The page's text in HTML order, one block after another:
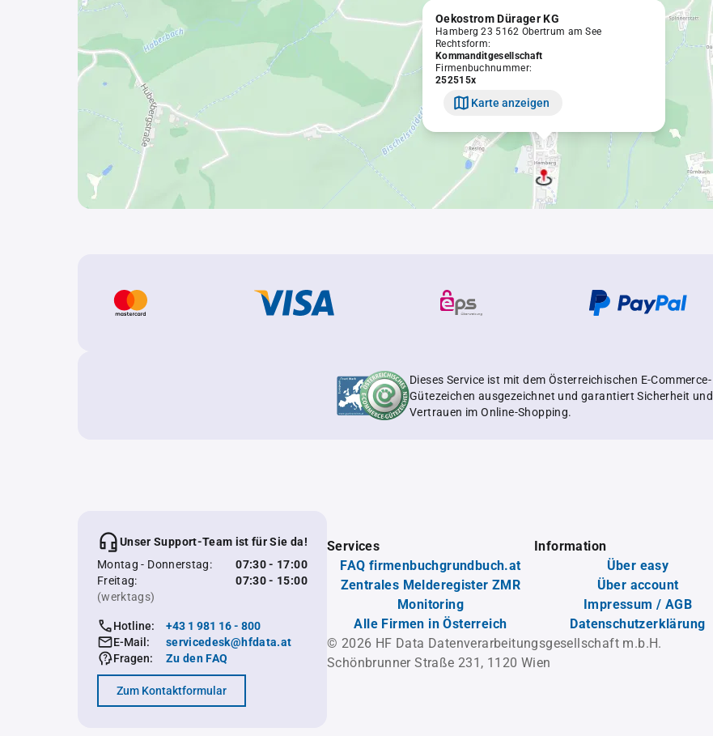
Oekostrom Dürager KG
Hamberg 23 5162 Obertrum am See
Rechtsform:
Kommanditgesellschaft
Firmenbuchnummer:
252515x
Karte anzeigen
Dieses Service ist mit dem Österreichischen E-Commerce-
Gütezeichen ausgezeichnet und garantiert Sicherheit und
Vertrauen im Online-Shopping.
Unser Support-Team ist für Sie da!
Montag - Donnerstag:
07:30 - 17:00
Freitag:
07:30 - 15:00
(werktags)
Hotline:
+43 1 981 16 - 800
E-Mail:
servicedesk@hfdata.at
Fragen:
Zu den FAQ
Zum Kontaktformular
Services
FAQ firmenbuchgrundbuch.at
Zentrales Melderegister ZMR
Monitoring
Alle Firmen in Österreich
Information
Über easy
Über account
Impressum / AGB
Datenschutzerklärung
© 2026 HF Data Datenverarbeitungsgesellschaft m.b.H.
Schönbrunner Straße 231, 1120 Wien